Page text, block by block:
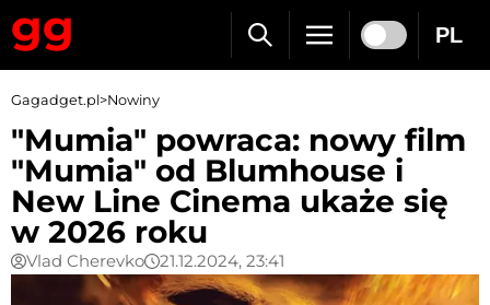
PL
Gagadget.pl>Nowiny
"Mumia" powraca: nowy film
"Mumia" od Blumhouse i
New Line Cinema ukaże się
w 2026 roku
Vlad Cherevko 21.12.2024, 23:41